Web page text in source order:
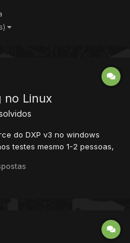
dev liblua5.1-dev sudo
de...
no Linux
do DXP v3 no windows
testes mesmo 1-2 pessoas,
fora que quando logo é
mas tenho quase